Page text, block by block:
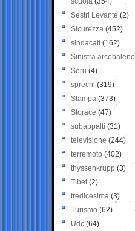
Sestri Levante (2)
Sicurezza (452)
sindacati (162)
Sinistra arcobaleno
Soru (4)
sprechi (319)
Stampa (373)
Storace (47)
subappalti (31)
televisione(244)
terremoto (402)
thyssenkrupp (3)
Tibet(2)
tredicesima (3)
Turismo (62)
Udc (64)